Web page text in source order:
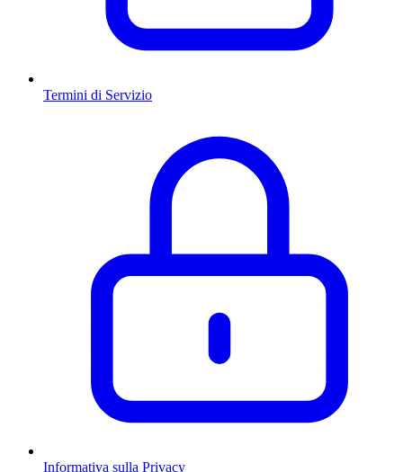
Termini di Servizio
Informativa sulla Privacy